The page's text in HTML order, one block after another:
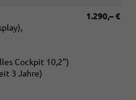
1.290,– €
Cockpit 10,2")
3 Jahre)